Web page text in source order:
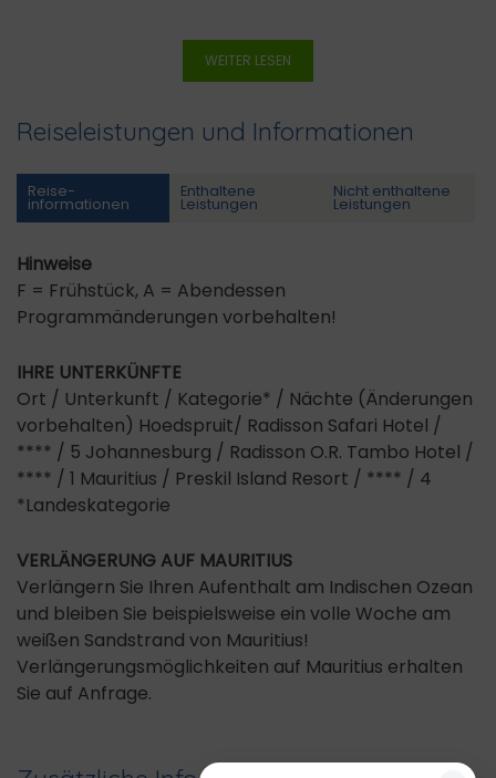
WEITER LESEN
Reiseleistungen und Informationen
Reise­
informationen
Enthaltene
Leistungen
Nicht enthaltene
Leistungen
Hinweise
F = Frühstück, A = Abendessen
Programmänderungen vorbehalten!
IHRE UNTERKÜNFTE
Ort / Unterkunft / Kategorie* / Nächte (Änderungen
vorbehalten) Hoedspruit/ Radisson Safari Hotel /
**** / 5 Johannesburg / Radisson O.R. Tambo Hotel /
**** / 1 Mauritius / Preskil Island Resort / **** / 4
*Landeskategorie
VERLÄNGERUNG AUF MAURITIUS
Verlängern Sie Ihren Aufenthalt am Indischen Ozean
und bleiben Sie beispielsweise ein volle Woche am
weißen Sandstrand von Mauritius!
Verlängerungsmöglichkeiten auf Mauritius erhalten
Sie auf Anfrage.